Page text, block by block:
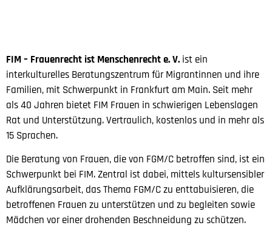
FIM – Frauenrecht ist Menschenrecht e. V. ist ein
interkulturelles Beratungszentrum für Migrantinnen und ihre
Familien, mit Schwerpunkt in Frankfurt am Main. Seit mehr
als 40 Jahren bietet FIM Frauen in schwierigen Lebenslagen
Rat und Unterstützung. Vertraulich, kostenlos und in mehr als
15 Sprachen.
Die Beratung von Frauen, die von FGM/C betroffen sind, ist ein
Schwerpunkt bei FIM. Zentral ist dabei, mittels kultursensibler
Aufklärungsarbeit, das Thema FGM/C zu enttabuisieren, die
betroffenen Frauen zu unterstützen und zu begleiten sowie
Mädchen vor einer drohenden Beschneidung zu schützen.